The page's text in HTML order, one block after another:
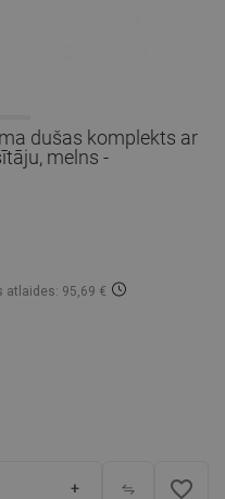
dušas komplekts ar
melns -
atlaides: 95,69 €
+ favorite_border